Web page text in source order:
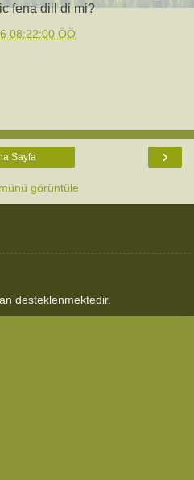
fena diil di mi?
08:22:00 ÖÖ
›
Sayfa
görüntüle
desteklenmektedir.